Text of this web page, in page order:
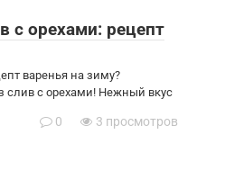
с орехами: рецепт
варенья на зиму?
слив с орехами! Нежный вкус
0 3 просмотров